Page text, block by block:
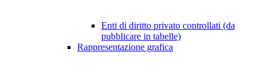
Enti di diritto privato controllati (da
pubblicare in tabelle)
Rappresentazione grafica